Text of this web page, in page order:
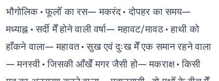
भौगोलिक • फूलोँ का रस— मकरंद • दोपहर का समय—
मध्याह्न • सर्दी मेँ होने वाली वर्षा— महावट/मावठ • हाथी को
हाँकने वाला— महावत • सुख एवं दुःख मेँ एक समान रहने वाला
— मनस्वी • जिसकी आँखेँ मगर जैसी हो— मकराक्ष • किसी